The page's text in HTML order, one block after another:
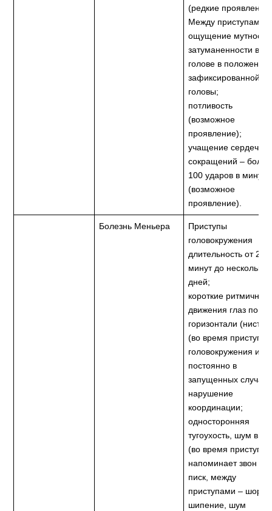
(редкие
Между приступами:
ощущение мутности
затуманенности в
голове в положении
зафиксированной
головы;
потливость
(возможное
проявление);
учащение
сокращений – более
100 ударов в минуту
(возможное
проявление).
Болезнь Меньера
Приступы
головокружения
длительность от 20
минут до нескольких
дней;
короткие ритмичные
движения глаз по
горизонтали
(во время приступа
головокружения или
постоянно в
запущенных
нарушение
координации;
односторонняя
тугоухость, шум в
(во время приступа
напоминает звон
писк, между
приступами –
шипение, шум